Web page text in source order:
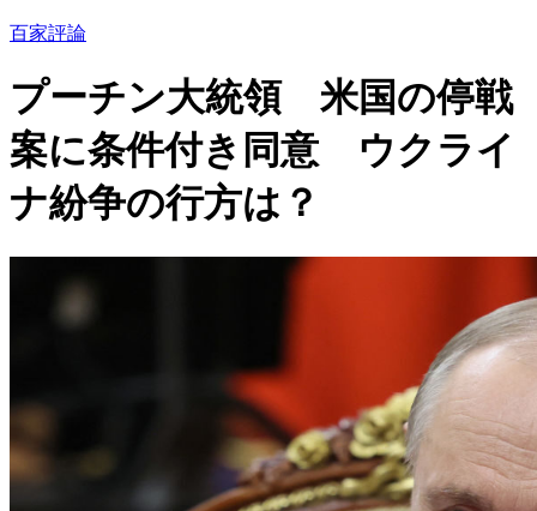
百家評論
プーチン大統領 米国の停戦
案に条件付き同意 ウクライ
ナ紛争の行方は？